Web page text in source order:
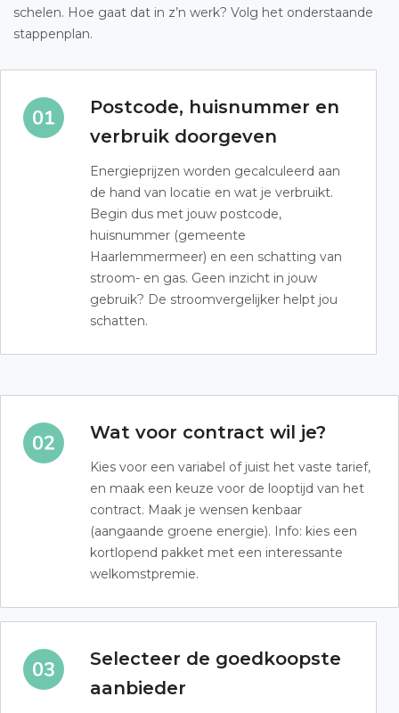
schelen. Hoe gaat dat in z’n werk? Volg het onderstaande
stappenplan.
Postcode, huisnummer en
verbruik doorgeven
Energieprijzen worden gecalculeerd aan
de hand van locatie en wat je verbruikt.
Begin dus met jouw postcode,
huisnummer (gemeente
Haarlemmermeer) en een schatting van
stroom- en gas. Geen inzicht in jouw
gebruik? De stroomvergelijker helpt jou
schatten.
Wat voor contract wil je?
Kies voor een variabel of juist het vaste tarief,
en maak een keuze voor de looptijd van het
contract. Maak je wensen kenbaar
(aangaande groene energie). Info: kies een
kortlopend pakket met een interessante
welkomstpremie.
Selecteer de goedkoopste
aanbieder